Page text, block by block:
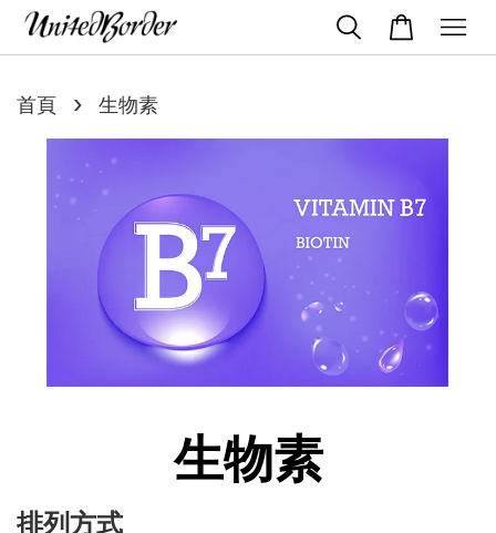
首頁 › 生物素
生物素
排列方式